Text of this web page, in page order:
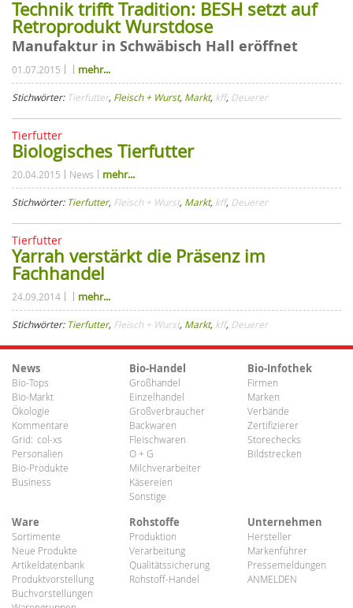
Technik trifft Tradition: BESH setzt auf
Retroprodukt Wurstdose
Manufaktur in Schwäbisch Hall eröffnet
01.07.2015 mehr...
Stichwörter: Tierfutter, Fleisch + Wurst, Markt, kff, Deuerer
Tierfutter
Biologisches Tierfutter
20.04.2015 News mehr...
Stichwörter: Tierfutter, Fleisch + Wurst, Markt, kff, Deuerer
Tierfutter
Yarrah verstärkt die Präsenz im
Fachhandel
24.09.2014 mehr...
Stichwörter: Tierfutter, Fleisch + Wurst, Markt, kff, Deuerer
News
Bio-Tops
Bio-Markt
Ökologie
Kommentare
Grid: col-xs
Personalien
Bio-Produkte
Business
Bio-Handel
Großhandel
Einzelhandel
Großverbraucher
Backwaren
Fleischwaren
O + G
Milchverarbeiter
Käsereien
Sonstige
Bio-Infothek
Firmen
Marken
Verbände
Zertifizierer
Storechecks
Bildstrecken
Ware
Sortimente
Neue Produkte
Artikeldatenbank
Produktvorstellung
Buchvorstellungen
Rohstoffe
Produktion
Verarbeitung
Qualitätssicherung
Rohstoff-Handel
Unternehmen
Hersteller
Markenführer
Pressemeldungen
ANMELDEN